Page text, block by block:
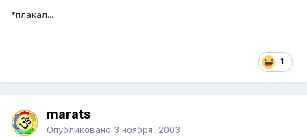
*плакал...
1
marats
Опубликовано 3 ноября, 2003